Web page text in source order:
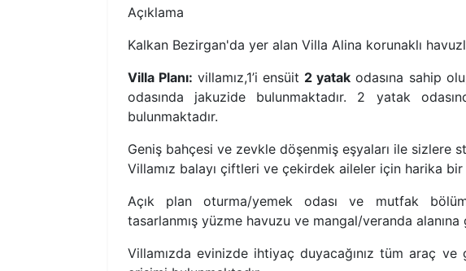
Açıklama
Kalkan Bezirgan'da yer alan Villa Alina korunaklı
Villa Planı: villamız,1’i ensüit 2 yatak odasına sahip
odasında jakuzide bulunmaktadır. 2 yatak
bulunmaktadır.
Geniş bahçesi ve zevkle döşenmiş eşyaları ile sizlere
Villamız balayı çiftleri ve çekirdek aileler için harika bir
Açık plan oturma/yemek odası ve mutfak
tasarlanmış yüzme havuzu ve mangal/veranda alanına
Villamızda evinizde ihtiyaç duyacağınız tüm araç